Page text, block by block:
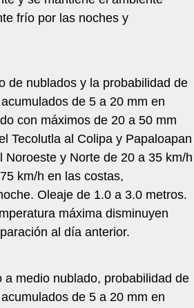
frío por las noches y
de nublados y la probabilidad de
acumulados de 5 a 20 mm en
con máximos de 20 a 50 mm
Tecolutla al Colipa y Papaloapan
Noroeste y Norte de 20 a 35 km/h
km/h en las costas,
Oleaje de 1.0 a 3.0 metros.
máxima disminuyen
al día anterior.
a medio nublado, probabilidad de
acumulados de 5 a 20 mm en